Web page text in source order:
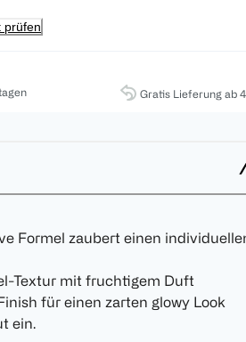
prüfen
Gratis Lieferung ab
Formel zaubert einen
Textur mit fruchtigem Duft
für einen zarten glowy Look
ein.